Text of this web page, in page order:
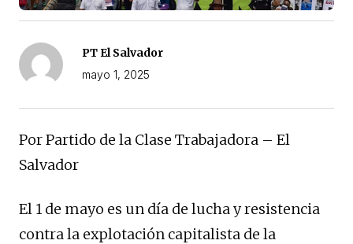
PT El Salvador
mayo 1, 2025
Por Partido de la Clase Trabajadora – El
Salvador
El 1 de mayo es un día de lucha y resistencia
contra la explotación capitalista de la